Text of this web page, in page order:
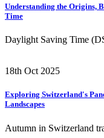
Understanding the Origins,
Time
Daylight Saving Time
18th Oct 2025
Exploring Switzerland's
Landscapes
Autumn in Switzerland